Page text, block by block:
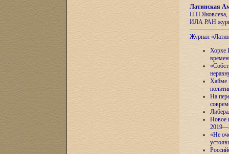
Латинская
П.П.Яковлева,
ИЛА РАН
Журнал
Хорхе
Хайме
На
Новое
«Не